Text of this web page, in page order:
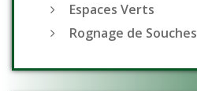
Espaces Verts
Rognage de Souches